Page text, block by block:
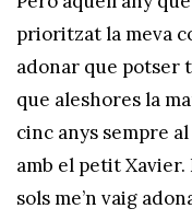
prioritzat la meva
adonar que potser
que aleshores la
cinc anys sempre
amb el petit
sols me’n vaig